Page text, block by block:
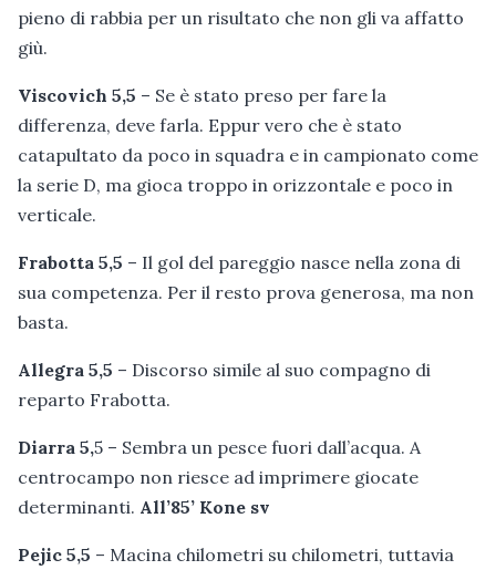
pieno di rabbia per un risultato che non gli va affatto
giù.
Viscovich 5,5 – Se è stato preso per fare la
differenza, deve farla. Eppur vero che è stato
catapultato da poco in squadra e in campionato come
la serie D, ma gioca troppo in orizzontale e poco in
verticale.
Frabotta 5,5 – Il gol del pareggio nasce nella zona di
sua competenza. Per il resto prova generosa, ma non
basta.
Allegra 5,5 – Discorso simile al suo compagno di
reparto Frabotta.
Diarra 5,5 – Sembra un pesce fuori dall’acqua. A
centrocampo non riesce ad imprimere giocate
determinanti. All’85’ Kone sv
Pejic 5,5 – Macina chilometri su chilometri, tuttavia